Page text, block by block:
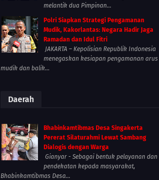
melantik dua Pimpinan...
Polri Siapkan Strategi Pengamanan
Mudik, Kakorlantas: Negara Hadir Jaga
Ramadan dan Idul Fitri
JAKARTA – Kepolisian Republik Indonesia
menegaskan kesiapan pengamanan arus
mudik dan balik...
Daerah
Bhabinkamtibmas Desa Singakerta
Pererat Silaturahmi Lewat Sambang
Dialogis dengan Warga
Gianyar - Sebagai bentuk pelayanan dan
pendekatan kepada masyarakat,
Bhabinkamtibmas Desa...